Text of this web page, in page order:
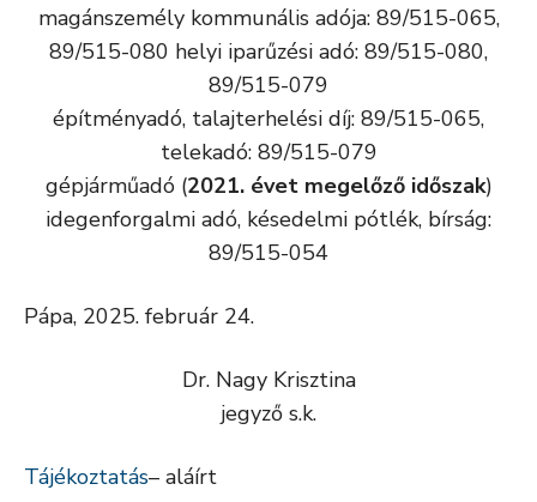
magánszemély kommunális adója: 89/515-065,
89/515-080 helyi iparűzési adó: 89/515-080,
89/515-079
építményadó, talajterhelési díj: 89/515-065,
telekadó: 89/515-079
gépjárműadó (2021. évet megelőző időszak)
idegenforgalmi adó, késedelmi pótlék, bírság:
89/515-054
Pápa, 2025. február 24.
Dr. Nagy Krisztina
jegyző s.k.
Tájékoztatás– aláírt